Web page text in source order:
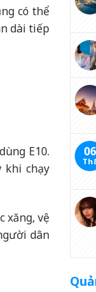
có thể
dài tiếp
E10.
khi chạy
xăng, vệ
dân
06